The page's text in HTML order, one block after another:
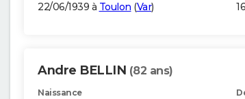
22/06/1939 à Toulon (Var)
Andre BELLIN (82 ans)
Naissance